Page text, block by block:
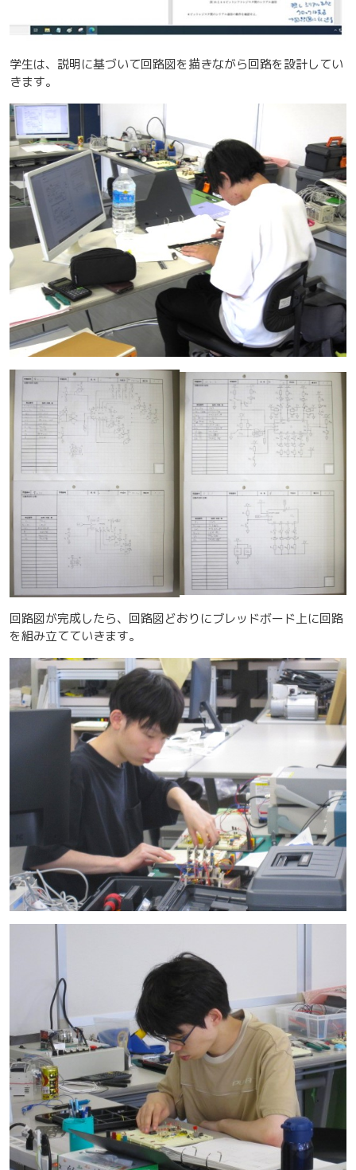
学生は、説明に基づいて回路図を描きながら回路を設計してい
きます。
回路図が完成したら、回路図どおりにブレッドボード上に回路
を組み立てていきます。